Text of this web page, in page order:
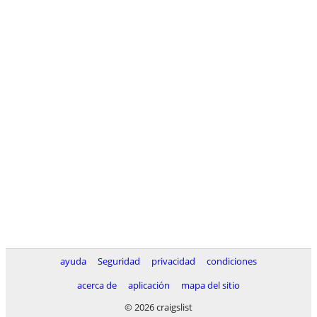
ayuda Seguridad privacidad
condiciones
acerca de
aplicación
mapa del sitio
© 2026 craigslist